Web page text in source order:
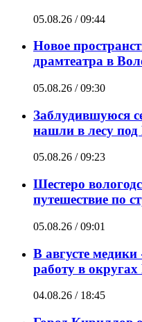
05.08.26 / 09:44
Новое
драмтеатра в
05.08.26 / 09:30
Заблудившуюся
нашли в лесу под
05.08.26 / 09:23
Шестеро
путешествие по
05.08.26 / 09:01
В августе
работу в
04.08.26 / 18:45